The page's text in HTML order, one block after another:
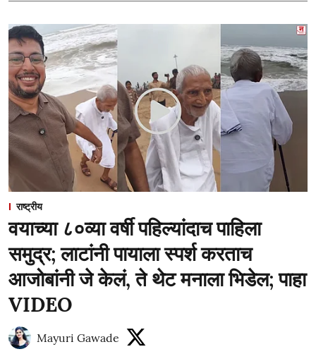
राष्ट्रीय
वयाच्या ८०व्या वर्षी पहिल्यांदाच पाहिला
समुद्र; लाटांनी पायाला स्पर्श करताच
आजोबांनी जे केलं, ते थेट मनाला भिडेल; पाहा
VIDEO
Mayuri Gawade